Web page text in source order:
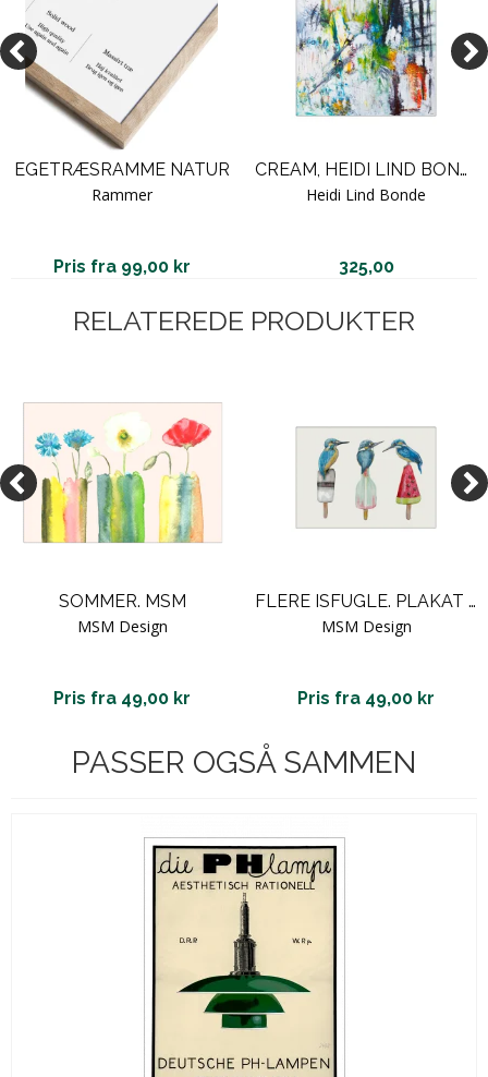
EGETRÆSRAMME NATUR
Rammer
Pris fra 99,00 kr
CREAM, HEIDI LIND BONDE
Heidi Lind Bonde
325,00
RELATEREDE PRODUKTER
SOMMER. MSM
MSM Design
Pris fra 49,00 kr
FLERE ISFUGLE. PLAKAT MED DYR.
MSM Design
Pris fra 49,00 kr
PASSER OGSÅ SAMMEN